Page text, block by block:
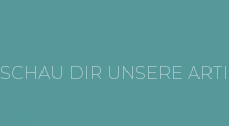
SCHAU DIR UNSERE